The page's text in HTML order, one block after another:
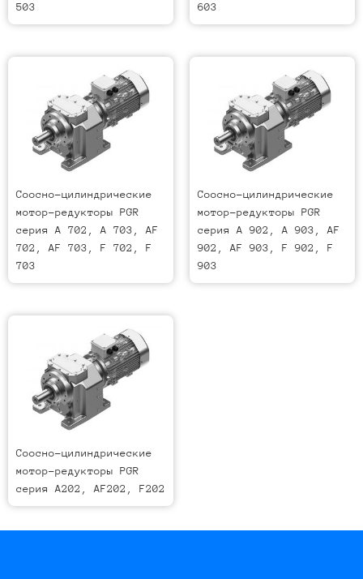
503
603
Соосно-цилиндрические
мотор-редукторы PGR
серия A 702, A 703, AF
702, AF 703, F 702, F
703
Соосно-цилиндрические
мотор-редукторы PGR
серия A 902, A 903, AF
902, AF 903, F 902, F
903
Соосно-цилиндрические
мотор-редукторы PGR
серия A202, AF202, F202